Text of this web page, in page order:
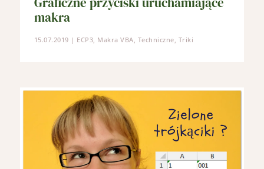
makra
15.07.2019 | ECP3 Makra VBA Techniczne Triki